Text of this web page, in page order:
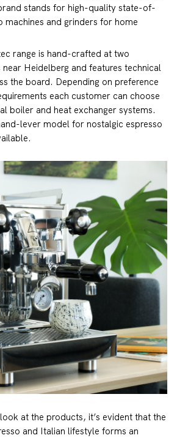
stands for high-quality state-of-
machines and grinders for home
range is hand-crafted at two
Heidelberg and features technical
the board. Depending on preference
each customer can choose
boiler and heat exchanger systems.
lever model for nostalgic espresso
at the products, it’s evident that the
and Italian lifestyle forms an